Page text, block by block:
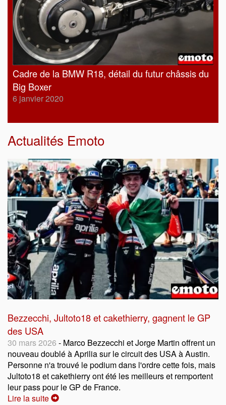
Cadre de la BMW R18, détail du futur châssis du
Big Boxer
6 janvier 2020
Actualités Emoto
Bezzecchi, Jultoto18 et cakethierry, gagnent le GP
des USA
30 mars 2026 - Marco Bezzecchi et Jorge Martin offrent un
nouveau doublé à Aprilia sur le circuit des USA à Austin.
Personne n'a trouvé le podium dans l'ordre cette fois, mais
Jultoto18 et cakethierry ont été les meilleurs et remportent
leur pass pour le GP de France.
Lire la suite